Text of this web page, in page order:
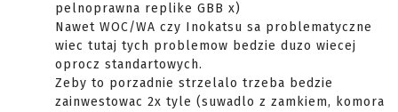
pelnoprawna replike GBB x)
Nawet WOC/WA czy Inokatsu sa problematyczne
wiec tutaj tych problemow bedzie duzo wiecej
oprocz standartowych.
Zeby to porzadnie strzelalo trzeba bedzie
zainwestowac 2x tyle (suwadlo z zamkiem, komora